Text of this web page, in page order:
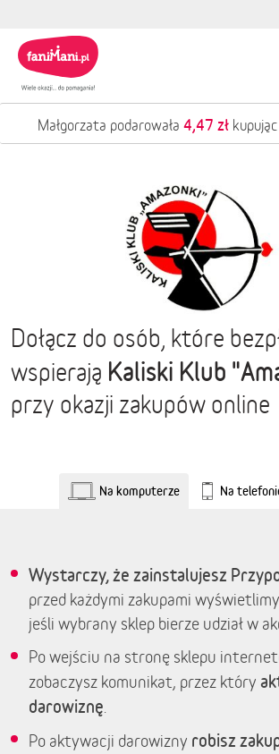
Małgorzata podarowała 4,47 zł
Dołącz do osób, które
wspierają Kaliski Klub
przy okazji zakupów online
Na komputerze Na
Wystarczy, że zainstalujesz
przed każdymi zakupami
jeśli wybrany sklep bierze udział w
Po wejściu na stronę sklepu
zobaczysz komunikat, przez który
darowiznę
Po aktywacji darowizny robisz